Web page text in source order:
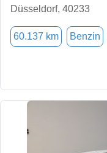
Düsseldorf, 40233
60.137 km Benzin